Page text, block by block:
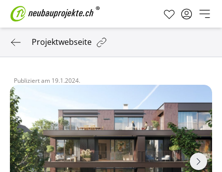
Projektwebseite
Publiziert am 19.1.2024.